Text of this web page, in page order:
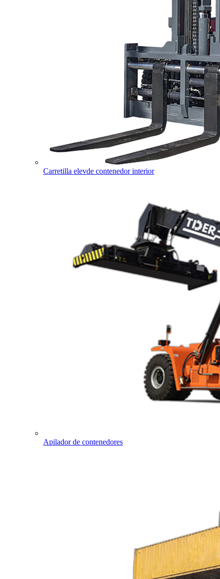
Carretilla elevde contenedor interior
Apilador de contenedores